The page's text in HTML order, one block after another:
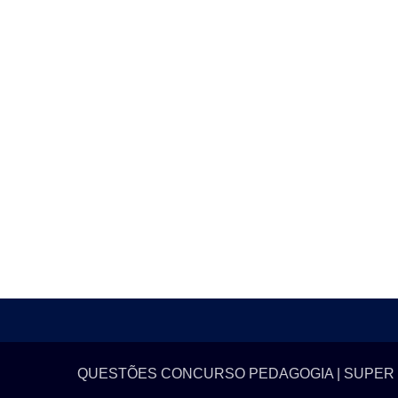
QUESTÕES CONCURSO PEDAGOGIA |